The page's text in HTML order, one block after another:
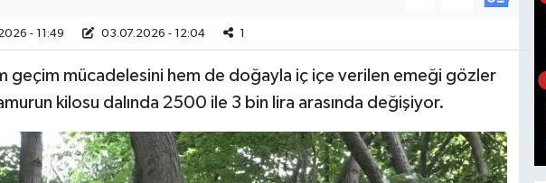
- 11:49 03.07.2026 - 12:04 1
geçim mücadelesini hem de doğayla iç içe verilen emeği gözler
kilosu dalında 2500 ile 3 bin lira arasında değişiyor.